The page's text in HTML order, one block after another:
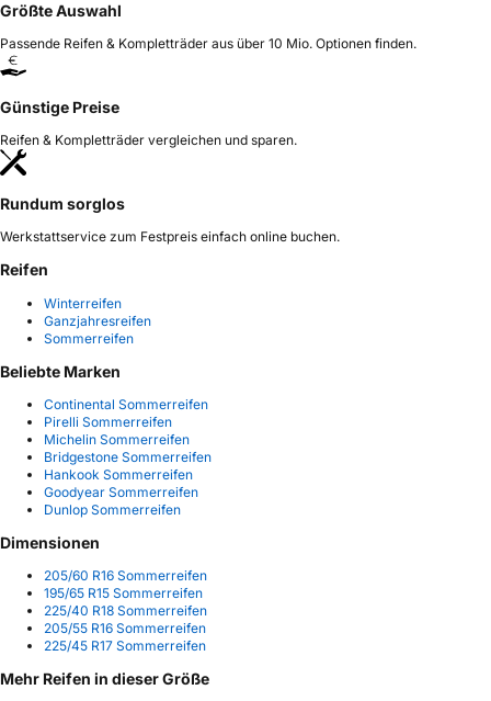
Größte Auswahl
Passende Reifen & Kompletträder aus über 10 Mio. Optionen finden.
Günstige Preise
Reifen & Kompletträder vergleichen und sparen.
Rundum sorglos
Werkstattservice zum Festpreis einfach online buchen.
Reifen
Winterreifen
Ganzjahresreifen
Sommerreifen
Beliebte Marken
Continental Sommerreifen
Pirelli Sommerreifen
Michelin Sommerreifen
Bridgestone Sommerreifen
Hankook Sommerreifen
Goodyear Sommerreifen
Dunlop Sommerreifen
Dimensionen
205/60 R16 Sommerreifen
195/65 R15 Sommerreifen
225/40 R18 Sommerreifen
205/55 R16 Sommerreifen
225/45 R17 Sommerreifen
Mehr Reifen in dieser Größe